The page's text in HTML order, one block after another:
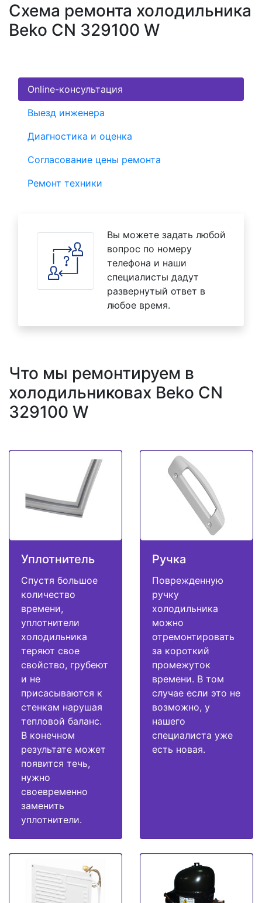
Схема ремонта холодильника
Beko CN 329100 W
Online-консультация
Выезд инженера
Диагностика и оценка
Согласование цены ремонта
Ремонт техники
Вы можете задать любой
вопрос по номеру
телефона и наши
специалисты дадут
развернутый ответ в
любое время.
Что мы ремонтируем в
холодильниковах Beko CN
329100 W
Уплотнитель
Спустя большое
количество
времени,
уплотнители
холодильника
теряют свое
свойство, грубеют
и не
присасываются к
стенкам нарушая
тепловой баланс.
В конечном
результате может
появится течь,
нужно
своевременно
заменить
уплотнители.
Ручка
Поврежденную
ручку
холодильника
можно
отремонтировать
за короткий
промежуток
времени. В том
случае если это не
возможно, у
нашего
специалиста уже
есть новая.